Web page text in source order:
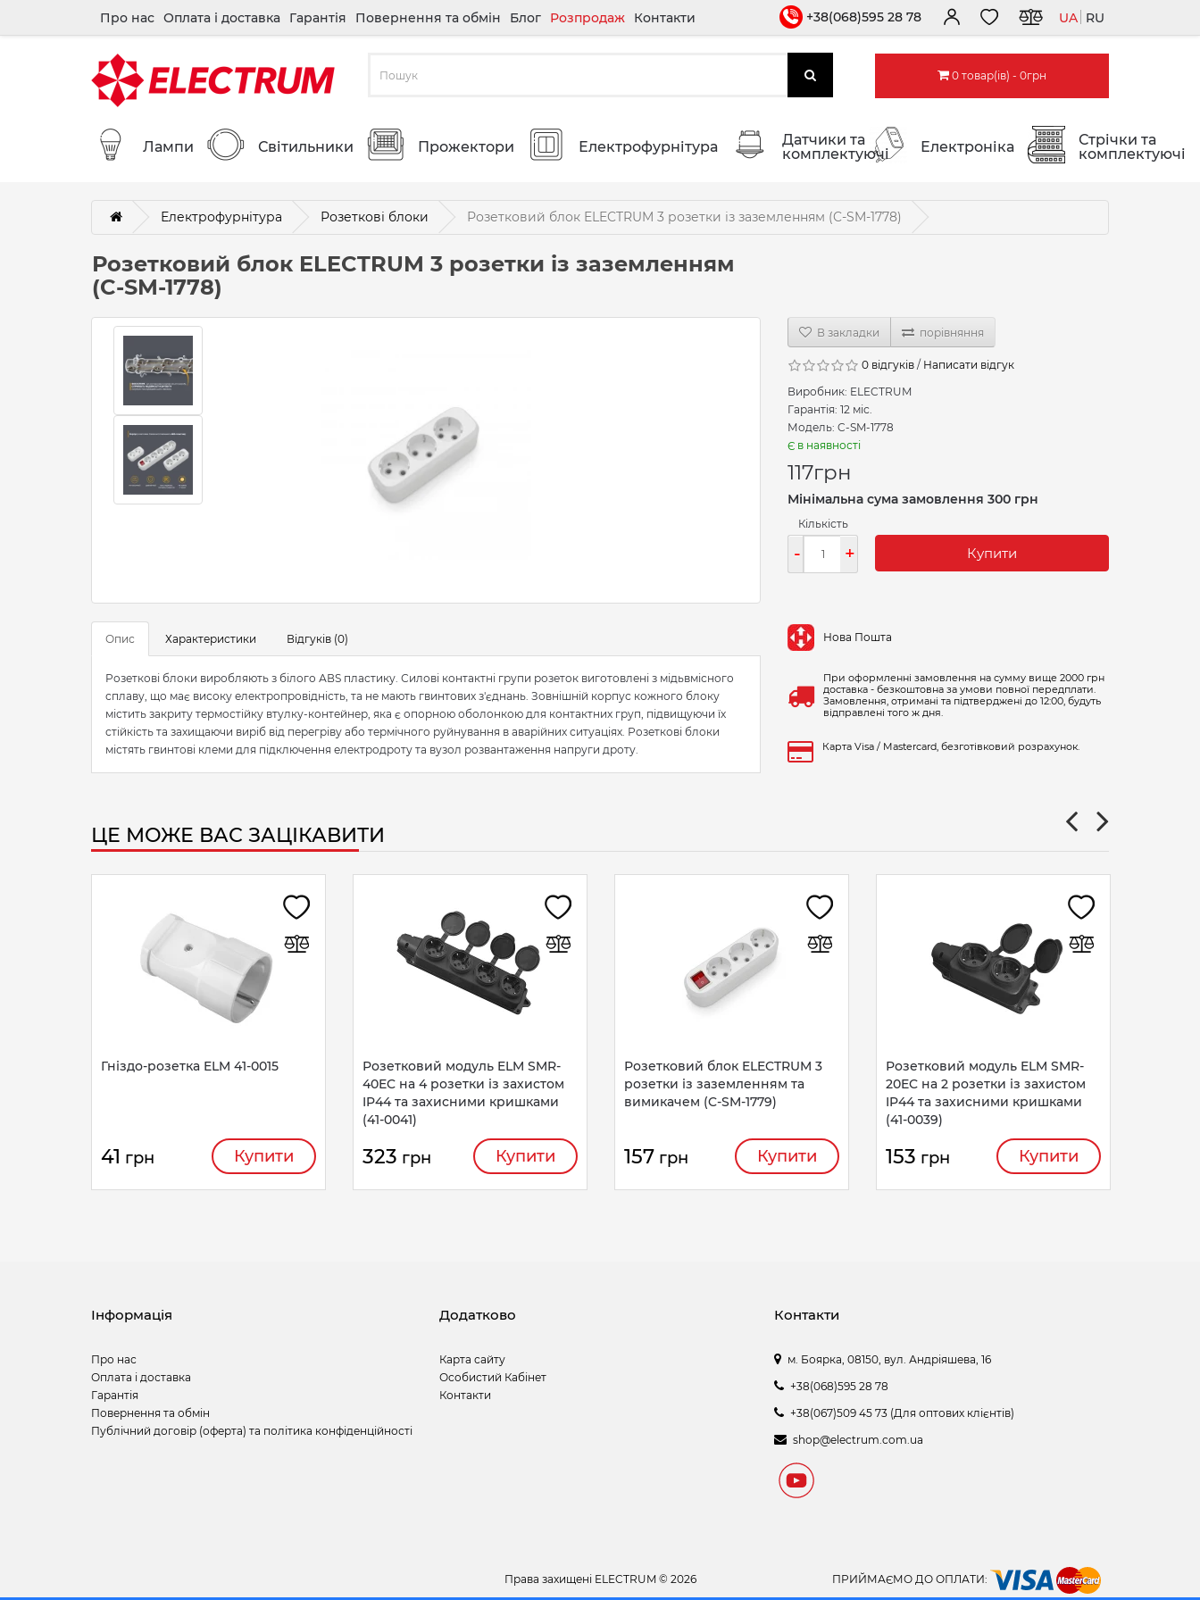
Про нас Оплата і доставка Гарантія Повернення та обмін Блог Розпродаж Контакти +38(068)595 28 78 UA RU
0 товар(ів) - 0грн
Лампи Світильники Прожектори Електрофурнітура
Датчики та
комплектуючі
Електроніка
Стрічки та
комплектуючі
Електрофурнітура Розеткові блоки Розетковий блок ELECTRUM 3 розетки із заземленням (C-SM-1778)
Розетковий блок ELECTRUM 3 розетки із заземленням
(C-SM-1778)
Опис Характеристики Відгуків (0)
Розеткові блоки виробляють з білого АВS пластику. Силові контактні групи розеток виготовлені з мідьвмісного
сплаву, що має високу електропровідність, та не мають гвинтових з'єднань. Зовнішній корпус кожного блоку
містить закриту термостійку втулку-контейнер, яка є опорною оболонкою для контактних груп, підвищуючи їх
стійкість та захищаючи виріб від перегріву або термічного руйнування в аварійних ситуаціях. Розеткові блоки
містять гвинтові клеми для підключення електродроту та вузол розвантаження напруги дроту.
В закладки порівняння
0 відгуків / Написати відгук
Виробник: ELECTRUM
Гарантія: 12 міс.
Модель: C-SM-1778
Є в наявності
117грн
Мінімальна сума замовлення 300 грн
Кількість
- + Купити
Нова Пошта
При оформленні замовлення на сумму вище 2000 грн
доставка - безкоштовна за умови повної передплати.
Замовлення, отримані та підтверджені до 12:00, будуть
відправлені того ж дня.
Карта Visa / Mastercard, безготівковий розрахунок.
ЦЕ МОЖЕ ВАС ЗАЦІКАВИТИ
Гніздо-розетка ELM 41-0015
41 грн Купити
Розетковий модуль ELM SMR-
40EC на 4 розетки із захистом
IP44 та захисними кришками
(41-0041)
323 грн Купити
Розетковий блок ELECTRUM 3
розетки із заземленням та
вимикачем (C-SM-1779)
157 грн Купити
Розетковий модуль ELM SMR-
20EC на 2 розетки із захистом
IP44 та захисними кришками
(41-0039)
153 грн Купити
Інформація
Про нас
Оплата і доставка
Гарантія
Повернення та обмін
Публічний договір (оферта) та політика конфіденційності
Додатково
Карта сайту
Особистий Кабінет
Контакти
Контакти
м. Боярка, 08150, вул. Андріяшева, 16
+38(068)595 28 78
+38(067)509 45 73 (Для оптових клієнтів)
shop@electrum.com.ua
Права захищеніELECTRUM © 2026 ПРИЙМАЄМО ДО ОПЛАТИ: